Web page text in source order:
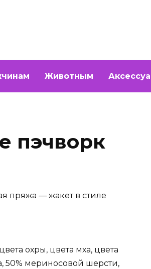
Животным
пэчворк
пряжа — жакет в стиле
охры, цвета мха, цвета
50% мериносовой шерсти,